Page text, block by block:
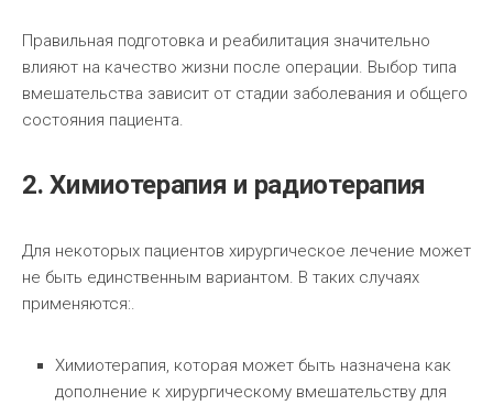
Правильная подготовка и реабилитация значительно
влияют на качество жизни после операции. Выбор типа
вмешательства зависит от стадии заболевания и общего
состояния пациента.
2. Химиотерапия и радиотерапия
Для некоторых пациентов хирургическое лечение может
не быть единственным вариантом. В таких случаях
применяются:.
Химиотерапия, которая может быть назначена как
дополнение к хирургическому вмешательству для